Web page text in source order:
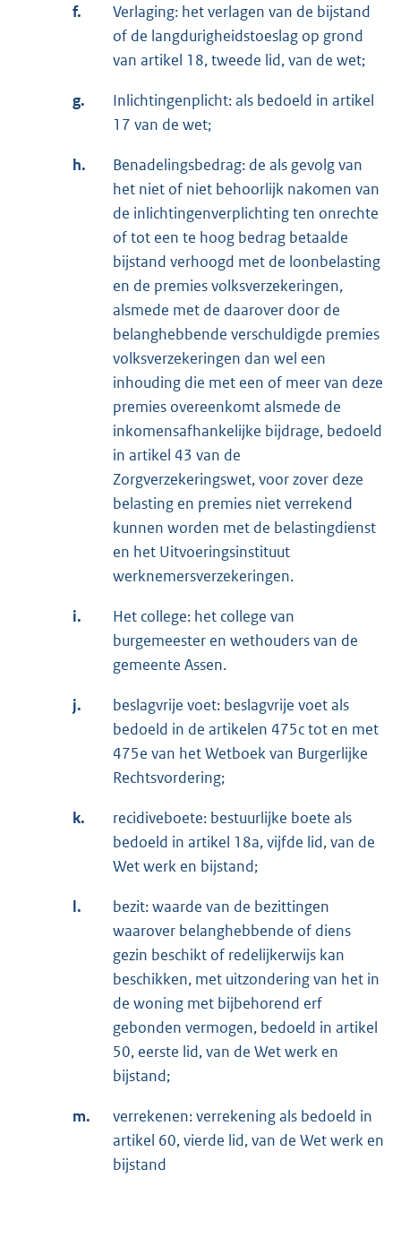
f.
Verlaging: het verlagen van de bijstand
of de langdurigheidstoeslag op grond
van artikel 18, tweede lid, van de wet;
g.
Inlichtingenplicht: als bedoeld in artikel
17 van de wet;
h.
Benadelingsbedrag: de als gevolg van
het niet of niet behoorlijk nakomen van
de inlichtingenverplichting ten onrechte
of tot een te hoog bedrag betaalde
bijstand verhoogd met de loonbelasting
en de premies volksverzekeringen,
alsmede met de daarover door de
belanghebbende verschuldigde premies
volksverzekeringen dan wel een
inhouding die met een of meer van deze
premies overeenkomt alsmede de
inkomensafhankelijke bijdrage, bedoeld
in artikel 43 van de
Zorgverzekeringswet, voor zover deze
belasting en premies niet verrekend
kunnen worden met de belastingdienst
en het Uitvoeringsinstituut
werknemersverzekeringen.
i.
Het college: het college van
burgemeester en wethouders van de
gemeente Assen.
j.
beslagvrije voet: beslagvrije voet als
bedoeld in de artikelen 475c tot en met
475e van het Wetboek van Burgerlijke
Rechtsvordering;
k.
recidiveboete: bestuurlijke boete als
bedoeld in artikel 18a, vijfde lid, van de
Wet werk en bijstand;
l.
bezit: waarde van de bezittingen
waarover belanghebbende of diens
gezin beschikt of redelijkerwijs kan
beschikken, met uitzondering van het in
de woning met bijbehorend erf
gebonden vermogen, bedoeld in artikel
50, eerste lid, van de Wet werk en
bijstand;
m.
verrekenen: verrekening als bedoeld in
artikel 60, vierde lid, van de Wet werk en
bijstand